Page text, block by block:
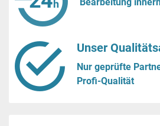
Unser
Nur geprüfte
Profi-Qualität